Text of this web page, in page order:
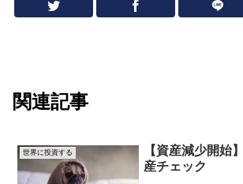
関連記事
世界に投資する
【資産減少開
産チェック